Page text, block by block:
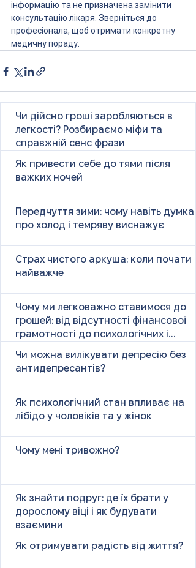
інформацію та не призначена замінити
консультацію лікаря. Зверніться до
професіонала, щоб отримати конкретну
медичну пораду.
Чи дійсно гроші заробляються в
легкості? Розбираємо міфи та
справжній сенс фрази
Як привести себе до тями після
важких ночей
Передчуття зими: чому навіть думка
про холод і темряву виснажує
Страх чистого аркуша: коли почати
найважче
Чому ми легковажно ставимося до
грошей: від відсутності фінансової
грамотності до психологічних і
Чи можна вилікувати депресію без
антидепресантів?
Як психологічний стан впливає на
лібідо у чоловіків та у жінок
Чому мені тривожно?
Як знайти подруг: де їх брати у
дорослому віці і як будувати
взаємини
Як отримувати радість від життя?